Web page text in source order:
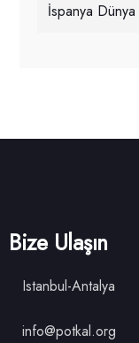
İspanya Dünya
Bize Ulaşın
Istanbul-Antalya
info@potkal.org